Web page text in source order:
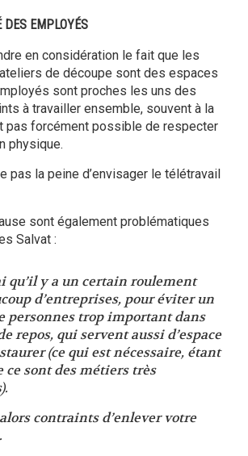
DES EMPLOYÉS
en considération le fait que les
de découpe sont des espaces
sont proches les uns des
à travailler ensemble, souvent à la
pas forcément possible de respecter
physique.
pas la peine d’envisager le télétravail
sont également problématiques
Salvat :
qu’il y a un certain roulement
d’entreprises, pour éviter un
personnes trop important dans
repos, qui servent aussi d’espace
(ce qui est nécessaire, étant
ce sont des métiers très
contraints d’enlever votre